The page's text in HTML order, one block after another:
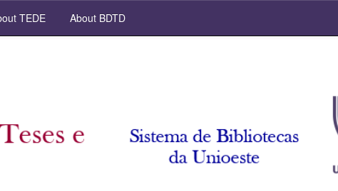
TEDE About BDTD